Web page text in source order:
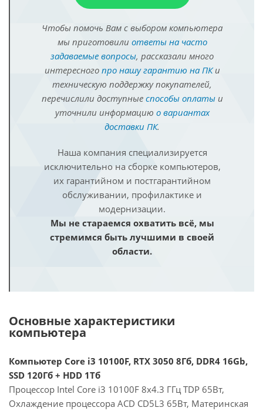
Чтобы помочь Вам с выбором компьютера
мы приготовили ответы на часто
задаваемые вопросы, рассказали много
интересного про нашу гарантию на ПКи
техническую поддержку покупателей,
перечислили доступные способы оплатыи
уточнили информацию о вариантах
доставки ПК.
Наша компания специализируется
исключительно на сборке компьютеров,
их гарантийном и постгарантийном
обслуживании, профилактике и
модернизации.
Мы не стараемся охватить всё, мы
стремимся быть лучшими в своей
области.
Основные характеристики
компьютера
Компьютер Core i3 10100F, RTX 3050 8Гб, DDR4 16Gb,
SSD 120Гб + HDD 1Тб
Процессор Intel Core i3 10100F 8x4.3 ГГц TDP 65Вт,
Охлаждение процессора ACD CD5L3 65Вт, Материнская